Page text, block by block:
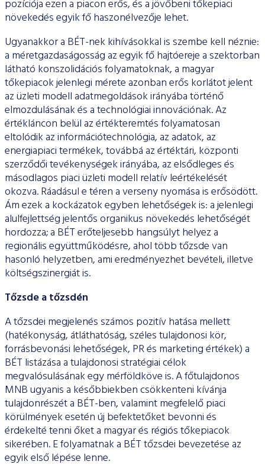
ESG Útmutató
pozíciója ezen a piacon erős, és a jövőbeni tőkepiaci
növekedés egyik fő haszonélvezője lehet.
Ugyanakkor a BÉT-nek kihívásokkal is szembe kell néznie:
a méretgazdaságosság az egyik fő hajtóereje a szektorban
látható konszolidációs folyamatoknak, a magyar
tőkepiacok jelenlegi mérete azonban erős korlátot jelent
az üzleti modell adatmegoldások irányába történő
elmozdulásának és a technológiai innovációnak. Az
értékláncon belül az értékteremtés folyamatosan
eltolódik az információtechnológia, az adatok, az
energiapiaci termékek, továbbá az értéktári, központi
szerződői tevékenységek irányába, az elsődleges és
másodlagos piaci üzleti modell relatív leértékelését
okozva. Ráadásul e téren a verseny nyomása is erősödött.
Ám ezek a kockázatok egyben lehetőségek is: a jelenlegi
alulfejlettség jelentős organikus növekedés lehetőségét
hordozza; a BÉT erőteljesebb hangsúlyt helyez a
regionális együttműködésre, ahol több tőzsde van
hasonló helyzetben, ami eredményezhet bevételi, illetve
költségszinergiát is.
Tőzsde a tőzsdén
A tőzsdei megjelenés számos pozitív hatása mellett
(hatékonyság, átláthatóság, széles tulajdonosi kör,
forrásbevonási lehetőségek, PR és marketing értékek) a
BÉT listázása a tulajdonosi stratégiai célok
megvalósulásának egy mérföldköve is. A főtulajdonos
MNB ugyanis a későbbiekben csökkenteni kívánja
tulajdonrészét a BÉT-ben, valamint megfelelő piaci
körülmények esetén új befektetőket bevonni és
érdekelté tenni őket a magyar és régiós tőkepiacok
sikerében. E folyamatnak a BÉT tőzsdei bevezetése az
egyik első lépése lenne.